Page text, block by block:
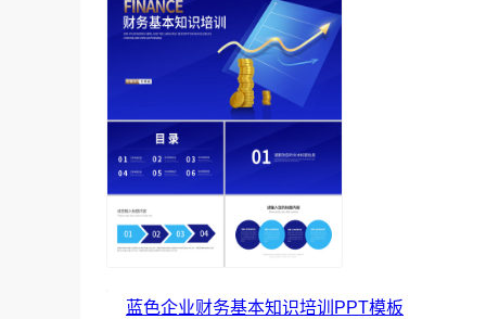
蓝色企业财务基本知识培训PPT模板